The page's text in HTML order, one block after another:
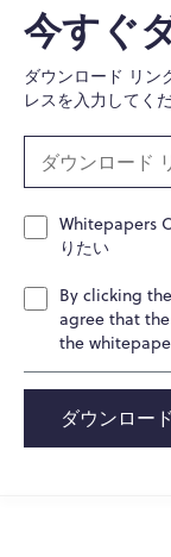
今すぐ
ダウンロード リン
レスを入力してく
Whitepapers
りたい
By clicking
agree that
the
ダウンロード